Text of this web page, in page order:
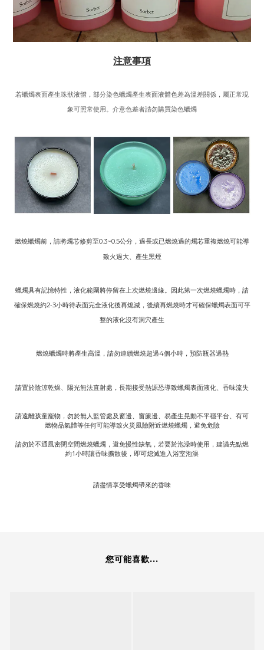
注意事項
若蠟燭表面產生珠狀液體，部分染色蠟燭產生表面液體色差為溫差關係，屬正常現
象可照常使用。介意色差者請勿購買染色蠟燭
燃燒蠟燭前，請將燭芯修剪至0.3~0.5公分，過長或已燃燒過的燭芯重複燃燒可能導
致火過大、產生黑煙
蠟燭具有記憶特性，液化範圍將停留在上次燃燒邊緣。因此第一次燃燒蠟燭時，請
確保燃燒約2-3小時待表面完全液化後再熄滅，後續再燃燒時才可確保蠟燭表面可平
整的液化沒有洞穴產生
燃燒蠟燭時將產生高溫，請勿連續燃燒超過4個小時，預防瓶器過熱
請置於陰涼乾燥、陽光無法直射處，長期接受熱源恐導致蠟燭表面液化、香味流失
請遠離孩童寵物，勿於無人監管處及窗邊、窗簾邊、易產生晃動不平穩平台、有可
燃物品氣體等任何可能導致火災風險附近燃燒蠟燭，避免危險
請勿於不通風密閉空間燃燒蠟燭，避免慢性缺氧，若要於泡澡時使用，建議先點燃
約1小時讓香味擴散後，即可熄滅進入浴室泡澡
請盡情享受蠟燭帶來的香味
您可能喜歡...